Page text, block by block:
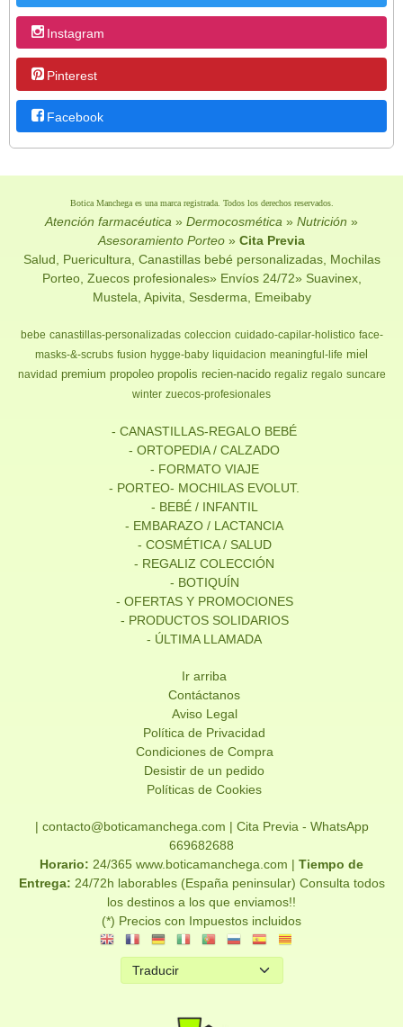
Instagram
Pinterest
Facebook
Botica Manchega es una marca registrada. Todos los derechos reservados.
Atención farmacéutica » Dermocosmética » Nutrición »
Asesoramiento Porteo » Cita Previa
Salud, Puericultura, Canastillas bebé personalizadas, Mochilas
Porteo, Zuecos profesionales» Envíos 24/72» Suavinex,
Mustela, Apivita, Sesderma, Emeibaby
bebe canastillas-personalizadas coleccion cuidado-capilar-holistico face-
masks-&-scrubs fusion hygge-baby liquidacion meaningful-life miel
navidad premium propoleo propolis recien-nacido regaliz regalo suncare
winter zuecos-profesionales
- CANASTILLAS-REGALO BEBÉ
- ORTOPEDIA / CALZADO
- FORMATO VIAJE
- PORTEO- MOCHILAS EVOLUT.
- BEBÉ / INFANTIL
- EMBARAZO / LACTANCIA
- COSMÉTICA / SALUD
- REGALIZ COLECCIÓN
- BOTIQUÍN
- OFERTAS Y PROMOCIONES
- PRODUCTOS SOLIDARIOS
- ÚLTIMA LLAMADA
Ir arriba
Contáctanos
Aviso Legal
Política de Privacidad
Condiciones de Compra
Desistir de un pedido
Políticas de Cookies
| contacto@boticamanchega.com | Cita Previa - WhatsApp
669682688
Horario: 24/365 www.boticamanchega.com | Tiempo de
Entrega: 24/72h laborables (España peninsular) Consulta todos
los destinos a los que enviamos!!
(*) Precios con Impuestos incluidos